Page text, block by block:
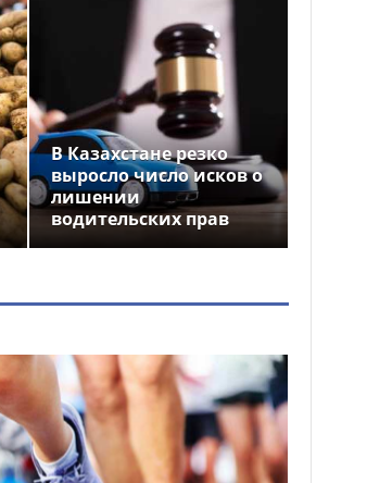
В Казахстане резко
выросло число исков о
лишении
водительских прав